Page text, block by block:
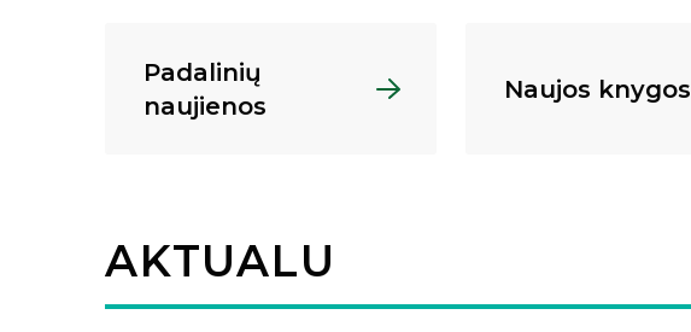
Padalinių
naujienos
Naujos knygos
AKTUALU